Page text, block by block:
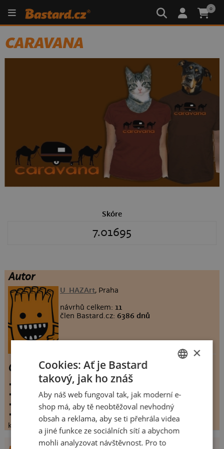
0
CARAVANA
Skóre
7.01695
Autor
U_HAZArt, Praha
návrhů celkem: 11
člen Bastard.cz:6386 dnů
CARAVANA
vystaveno:1.5.2009
hodnoceno:177 krát
komentářů:7.01695
koupilo by: 96 lidí
konečné hodnocení:
SLOVAK
×
Cookies: Ať je Bastard
takový, jak ho znáš
Aby náš web fungoval tak, jak moderní e-
shop má, aby tě neobtěžoval nevhodný
obsah a reklama, aby se ti přehrála videa
a jiné funkce ze sociálních sítí a abychom
mohli analyzovat návštěvnost. Pro to